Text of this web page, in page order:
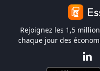
Rejoignez les 1,5
chaque jour des